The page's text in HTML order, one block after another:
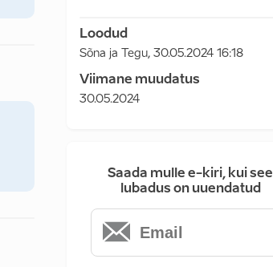
Loodud
Sõna ja Tegu, 30.05.2024 16:18
Viimane muudatus
30.05.2024
Saada mulle e-kiri, kui see
lubadus on uuendatud